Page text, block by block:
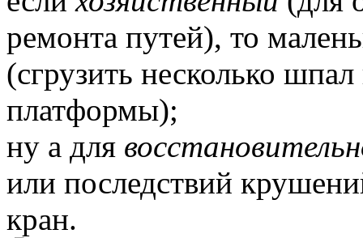
ремонта путей), то
(сгрузить несколько
платформы);
ну а для
или последствий
кран.